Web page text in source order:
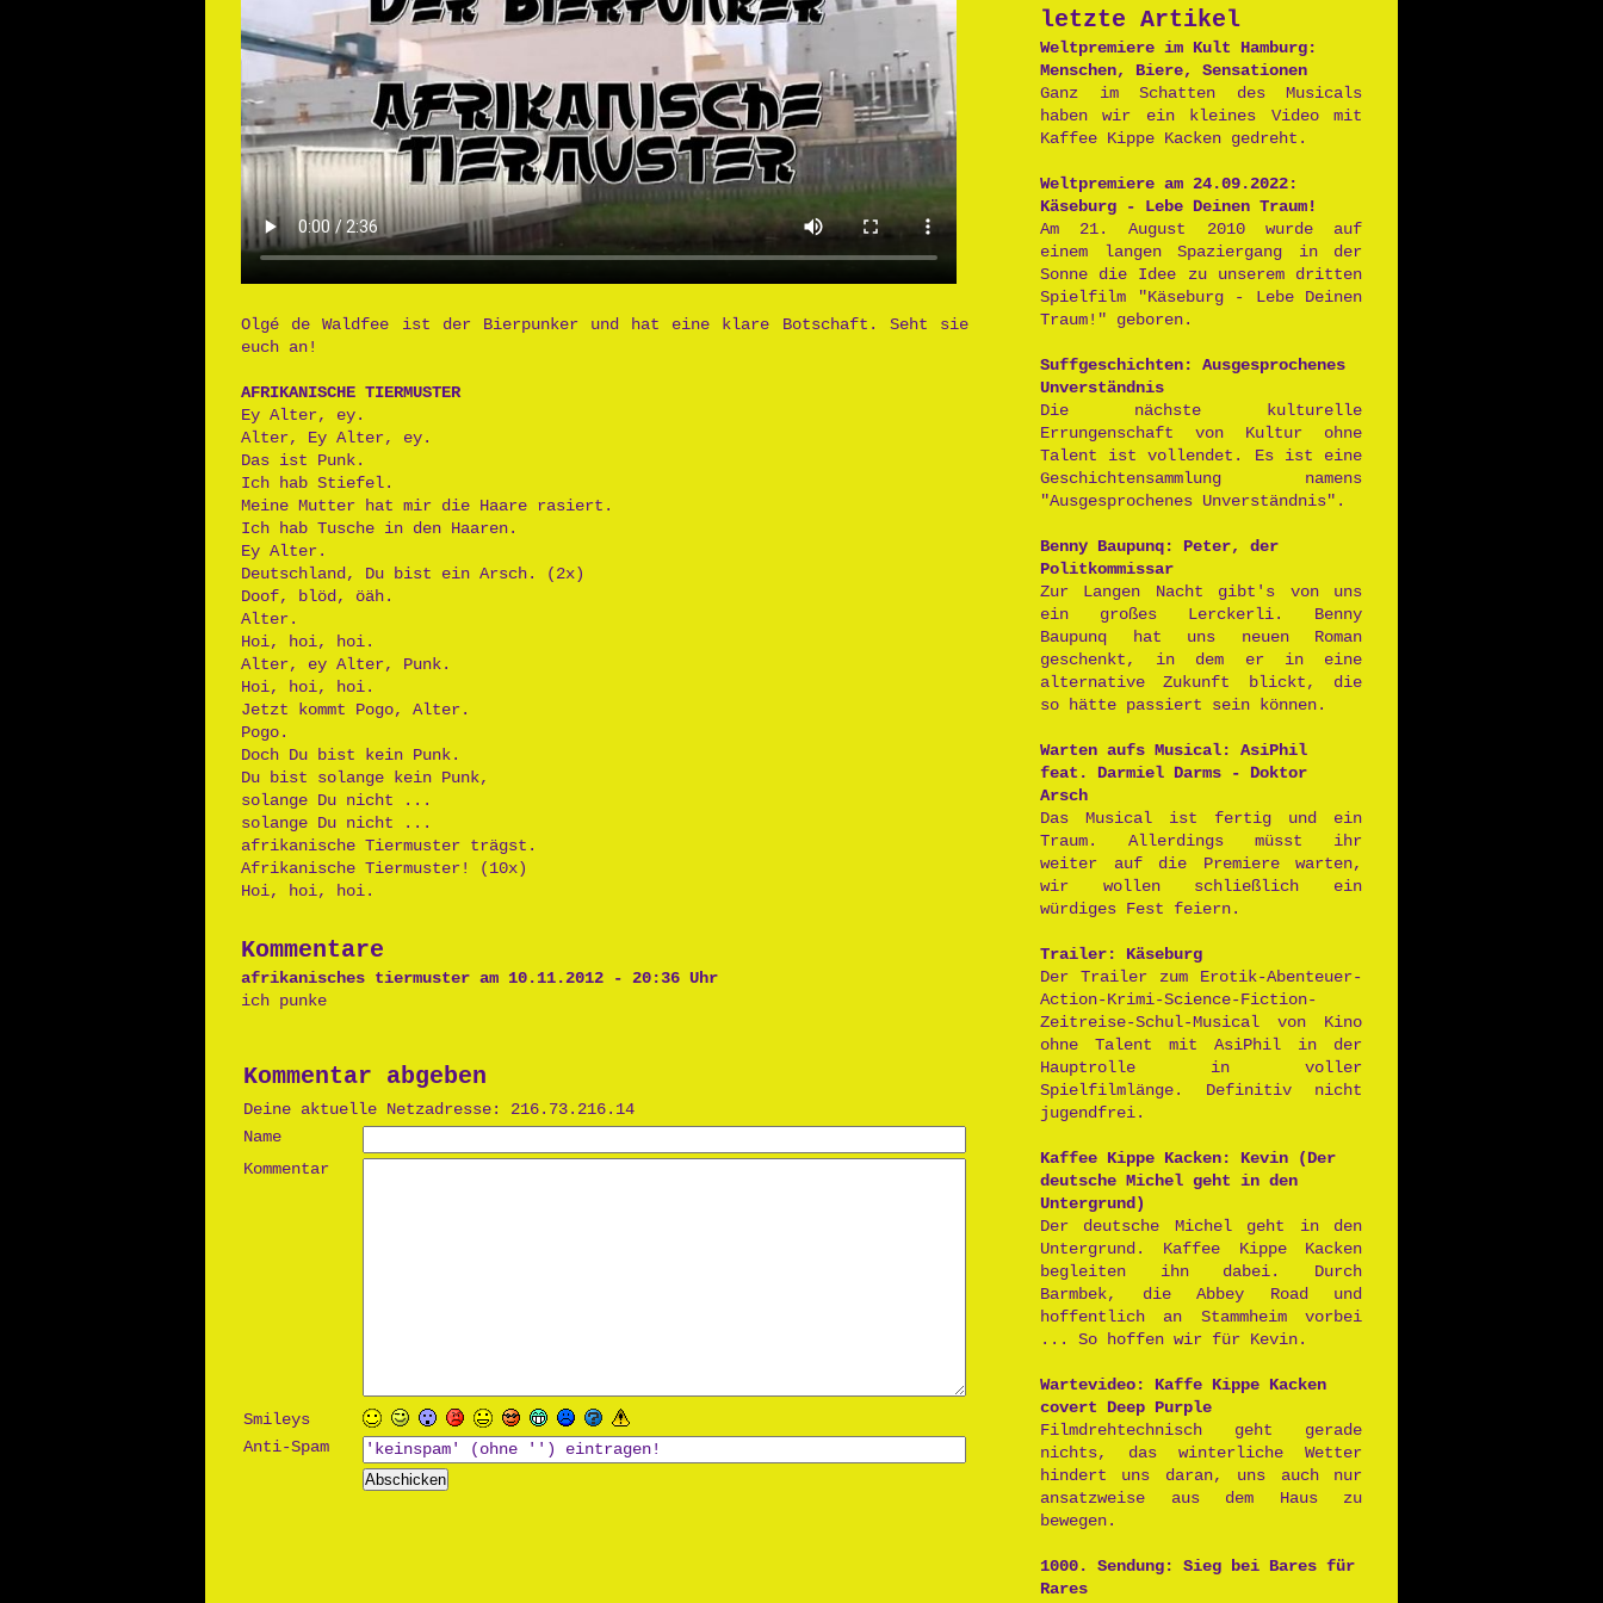
Postpunk
Olgé de Waldfee ist der Bierpunker und hat eine klare Botschaft. Seht sie
euch an!
AFRIKANISCHE TIERMUSTER
Ey Alter, ey.
Alter, Ey Alter, ey.
Das ist Punk.
Ich hab Stiefel.
Meine Mutter hat mir die Haare rasiert.
Ich hab Tusche in den Haaren.
Ey Alter.
Deutschland, Du bist ein Arsch. (2x)
Doof, blöd, öäh.
Alter.
Hoi, hoi, hoi.
Alter, ey Alter, Punk.
Hoi, hoi, hoi.
Jetzt kommt Pogo, Alter.
Pogo.
Doch Du bist kein Punk.
Du bist solange kein Punk,
solange Du nicht ...
solange Du nicht ...
afrikanische Tiermuster trägst.
Afrikanische Tiermuster! (10x)
Hoi, hoi, hoi.
Kommentare
afrikanisches tiermuster am 10.11.2012 - 20:36 Uhr
ich punke
Kommentar abgeben
Deine aktuelle Netzadresse: 216.73.216.14
Name
Kommentar
Smileys
Anti-Spam
letzte Artikel
Weltpremiere im Kult Hamburg:
Menschen, Biere, Sensationen
Ganz im Schatten des Musicals
haben wir ein kleines Video mit
Kaffee Kippe Kacken gedreht.
Weltpremiere am 24.09.2022:
Käseburg - Lebe Deinen Traum!
Am 21. August 2010 wurde auf
einem langen Spaziergang in der
Sonne die Idee zu unserem dritten
Spielfilm "Käseburg - Lebe Deinen
Traum!" geboren.
Suffgeschichten: Ausgesprochenes
Unverständnis
Die nächste kulturelle
Errungenschaft von Kultur ohne
Talent ist vollendet. Es ist eine
Geschichtensammlung namens
"Ausgesprochenes Unverständnis".
Benny Baupunq: Peter, der
Politkommissar
Zur Langen Nacht gibt's von uns
ein großes Lerckerli. Benny
Baupunq hat uns neuen Roman
geschenkt, in dem er in eine
alternative Zukunft blickt, die
so hätte passiert sein können.
Warten aufs Musical: AsiPhil
feat. Darmiel Darms - Doktor
Arsch
Das Musical ist fertig und ein
Traum. Allerdings müsst ihr
weiter auf die Premiere warten,
wir wollen schließlich ein
würdiges Fest feiern.
Trailer: Käseburg
Der Trailer zum Erotik-Abenteuer-
Action-Krimi-Science-Fiction-
Zeitreise-Schul-Musical von Kino
ohne Talent mit AsiPhil in der
Hauptrolle in voller
Spielfilmlänge. Definitiv nicht
jugendfrei.
Kaffee Kippe Kacken: Kevin (Der
deutsche Michel geht in den
Untergrund)
Der deutsche Michel geht in den
Untergrund. Kaffee Kippe Kacken
begleiten ihn dabei. Durch
Barmbek, die Abbey Road und
hoffentlich an Stammheim vorbei
... So hoffen wir für Kevin.
Wartevideo: Kaffe Kippe Kacken
covert Deep Purple
Filmdrehtechnisch geht gerade
nichts, das winterliche Wetter
hindert uns daran, uns auch nur
ansatzweise aus dem Haus zu
bewegen.
1000. Sendung: Sieg bei Bares für
Rares